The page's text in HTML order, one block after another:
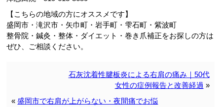
【こちらの地域の方にオススメです】
盛岡市・滝沢市・矢巾町・岩手町・雫石町・紫波町
整骨院・鍼灸・整体・ダイエット・巻き爪補正をお探しの方は
ぜひ、ご相談ください。
石灰沈着性腱板炎による右肩の痛み｜50代
女性の症例報告と改善経過 »
«盛岡市で右肩が上がらない・夜間痛でお悩